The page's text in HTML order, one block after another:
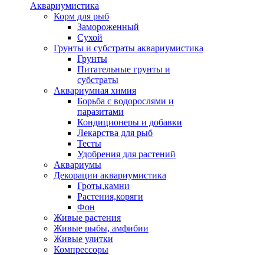
Аквариумистика
Корм для рыб
Замороженный
Сухой
Грунты и субстраты аквариумистика
Грунты
Питательные грунты и
субстраты
Аквариумная химия
Борьба с водорослями и
паразитами
Кондиционеры и добавки
Лекарства для рыб
Тесты
Удобрения для растений
Аквариумы
Декорации аквариумистика
Гроты,камни
Растения,коряги
Фон
Живые растения
Живые рыбы, амфибии
Живые улитки
Компрессоры